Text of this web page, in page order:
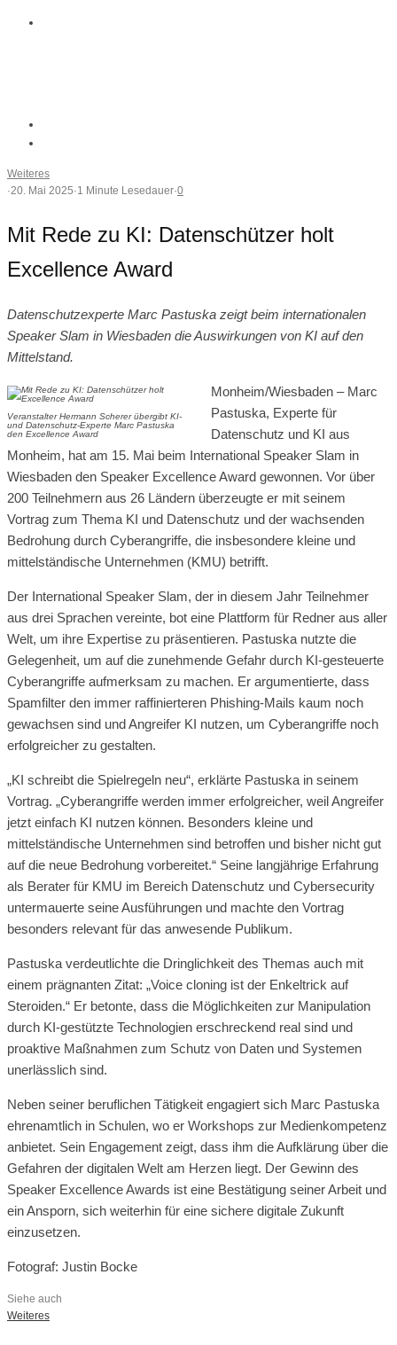
Weiteres
·20. Mai 2025·1 Minute Lesedauer·0
Mit Rede zu KI: Datenschützer holt
Excellence Award
Datenschutzexperte Marc Pastuska zeigt beim internationalen
Speaker Slam in Wiesbaden die Auswirkungen von KI auf den
Mittelstand.
Veranstalter Hermann Scherer übergibt KI-
und Datenschutz-Experte Marc Pastuska
den Excellence Award
Monheim/Wiesbaden – Marc
Pastuska, Experte für
Datenschutz und KI aus
Monheim, hat am 15. Mai beim International Speaker Slam in
Wiesbaden den Speaker Excellence Award gewonnen. Vor über
200 Teilnehmern aus 26 Ländern überzeugte er mit seinem
Vortrag zum Thema KI und Datenschutz und der wachsenden
Bedrohung durch Cyberangriffe, die insbesondere kleine und
mittelständische Unternehmen (KMU) betrifft.
Der International Speaker Slam, der in diesem Jahr Teilnehmer
aus drei Sprachen vereinte, bot eine Plattform für Redner aus aller
Welt, um ihre Expertise zu präsentieren. Pastuska nutzte die
Gelegenheit, um auf die zunehmende Gefahr durch KI-gesteuerte
Cyberangriffe aufmerksam zu machen. Er argumentierte, dass
Spamfilter den immer raffinierteren Phishing-Mails kaum noch
gewachsen sind und Angreifer KI nutzen, um Cyberangriffe noch
erfolgreicher zu gestalten.
„KI schreibt die Spielregeln neu“, erklärte Pastuska in seinem
Vortrag. „Cyberangriffe werden immer erfolgreicher, weil Angreifer
jetzt einfach KI nutzen können. Besonders kleine und
mittelständische Unternehmen sind betroffen und bisher nicht gut
auf die neue Bedrohung vorbereitet.“ Seine langjährige Erfahrung
als Berater für KMU im Bereich Datenschutz und Cybersecurity
untermauerte seine Ausführungen und machte den Vortrag
besonders relevant für das anwesende Publikum.
Pastuska verdeutlichte die Dringlichkeit des Themas auch mit
einem prägnanten Zitat: „Voice cloning ist der Enkeltrick auf
Steroiden.“ Er betonte, dass die Möglichkeiten zur Manipulation
durch KI-gestützte Technologien erschreckend real sind und
proaktive Maßnahmen zum Schutz von Daten und Systemen
unerlässlich sind.
Neben seiner beruflichen Tätigkeit engagiert sich Marc Pastuska
ehrenamtlich in Schulen, wo er Workshops zur Medienkompetenz
anbietet. Sein Engagement zeigt, dass ihm die Aufklärung über die
Gefahren der digitalen Welt am Herzen liegt. Der Gewinn des
Speaker Excellence Awards ist eine Bestätigung seiner Arbeit und
ein Ansporn, sich weiterhin für eine sichere digitale Zukunft
einzusetzen.
Fotograf: Justin Bocke
Siehe auch
Weiteres